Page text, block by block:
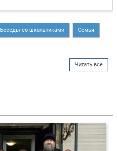
Беседы со школьниками Семья
Читать все